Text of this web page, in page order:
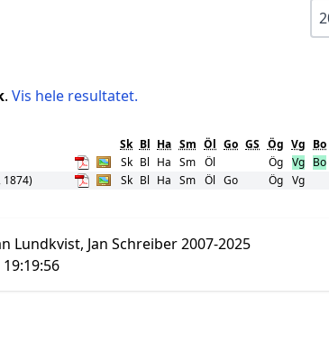
. Vis hele resultatet.
Sk Bl Ha Sm Öl Go GS Ög Vg Bo
Sk Bl Ha Sm Öl Ög Vg Bo
1874) Sk Bl Ha Sm Öl Go Ög Vg
Jan Schreiber 2007-2025